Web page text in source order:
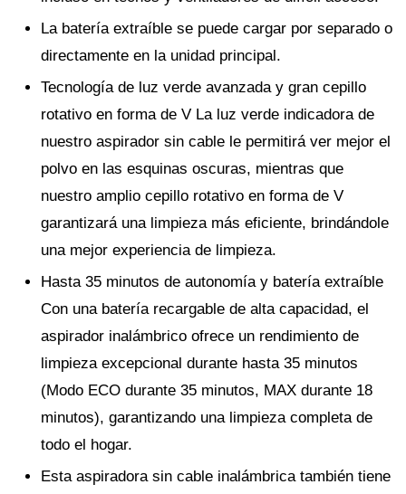
La batería extraíble se puede cargar por separado o
directamente en la unidad principal.
Tecnología de luz verde avanzada y gran cepillo
rotativo en forma de V La luz verde indicadora de
nuestro aspirador sin cable le permitirá ver mejor el
polvo en las esquinas oscuras, mientras que
nuestro amplio cepillo rotativo en forma de V
garantizará una limpieza más eficiente, brindándole
una mejor experiencia de limpieza.
Hasta 35 minutos de autonomía y batería extraíble
Con una batería recargable de alta capacidad, el
aspirador inalámbrico ofrece un rendimiento de
limpieza excepcional durante hasta 35 minutos
(Modo ECO durante 35 minutos, MAX durante 18
minutos), garantizando una limpieza completa de
todo el hogar.
Esta aspiradora sin cable inalámbrica también tiene